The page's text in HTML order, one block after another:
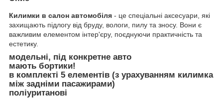
Килимки в салон автомобіля - це спеціальні аксесуари, які
захищають підлогу від бруду, вологи, пилу та зносу. Вони є
важливим елементом інтер'єру, поєднуючи практичність та
естетику.
модельні, під конкретне авто
мають бортики!
в комплекті 5 елементів (з урахуванням килимка
між задніми пасажирами)
поліуританові